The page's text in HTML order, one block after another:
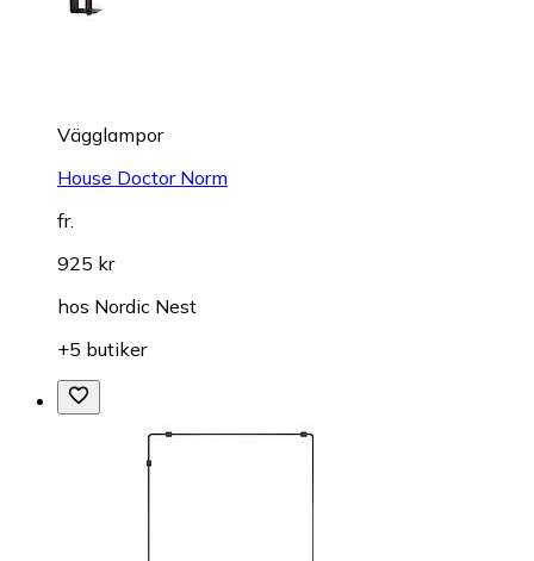
Vägglampor
House Doctor Norm
fr.
925 kr
hos Nordic Nest
+5 butiker